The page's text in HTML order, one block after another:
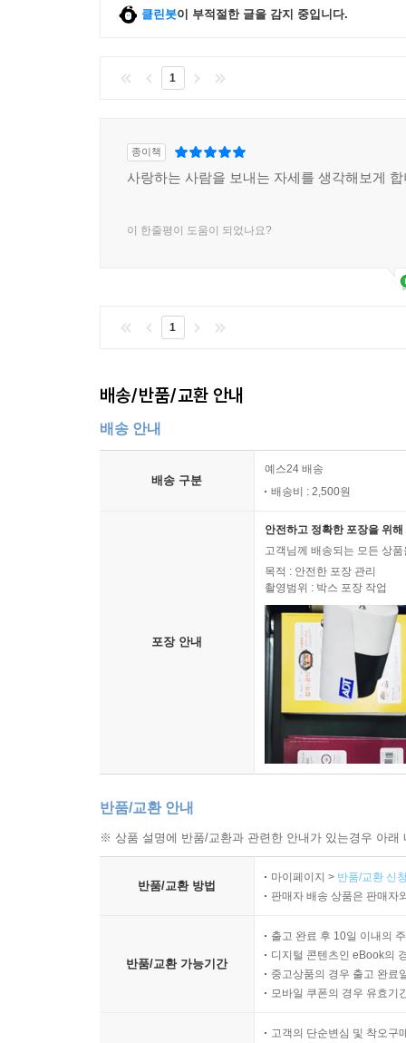
클린봇이 부적절한 글을 감지 중입니다.
1
종이책
사랑하는 사람을 보내는 자세를 생각해보게
이 한줄평이 도움이 되었나요?
1
배송/반품/교환 안내
배송 안내
배송 구분
예스24 배송
배송비 : 2,500원
포장 안내
안전하고 정확한 포장을 위
고객님께 배송되는 모든 상
목적 : 안전한 포장 관리
촬영범위 : 박스 포장 작업
반품/교환 안내
※ 상품 설명에 반품/교환과 관련한 안내가 있는경우 아
반품/교환 방법
마이페이지 > 반품/교환 신
판매자 배송 상품은 판매자
반품/교환 가능기간
출고 완료 후 10일 이내의
디지털 콘텐츠인 eBook의
중고상품의 경우 출고 완료
모바일 쿠폰의 경우 유효기
고객의 단순변심 및 착오구